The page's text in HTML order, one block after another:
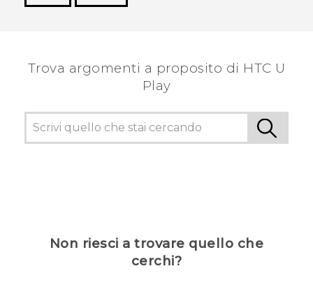
Trova argomenti a proposito di HTC U
Play
Non riesci a trovare quello che
cerchi?